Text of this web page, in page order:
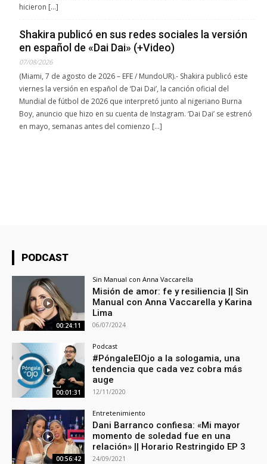
hicieron […]
Shakira publicó en sus redes sociales la versión
en español de «Dai Dai» (+Video)
07/08/2026
(Miami, 7 de agosto de 2026 – EFE / MundoUR).- Shakira publicó este
viernes la versión en español de ‘Dai Dai’, la canción oficial del
Mundial de fútbol de 2026 que interpretó junto al nigeriano Burna
Boy, anuncio que hizo en su cuenta de Instagram. ‘Dai Dai’ se estrenó
en mayo, semanas antes del comienzo […]
PODCAST
00:24:11
Sin Manual con Anna Vaccarella
Misión de amor: fe y resiliencia || Sin
Manual con Anna Vaccarella y Karina
Lima
06/07/2024
00:01:31
Podcast
#PóngaleElOjo a la sologamia, una
tendencia que cada vez cobra más
auge
12/11/2020
00:56:42
Entretenimiento
Dani Barranco confiesa: «Mi mayor
momento de soledad fue en una
relación» || Horario Restringido EP 3
24/09/2021